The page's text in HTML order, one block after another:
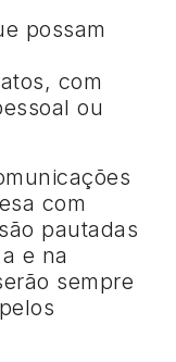
possam
com
ou
com
pautadas
e na
sempre